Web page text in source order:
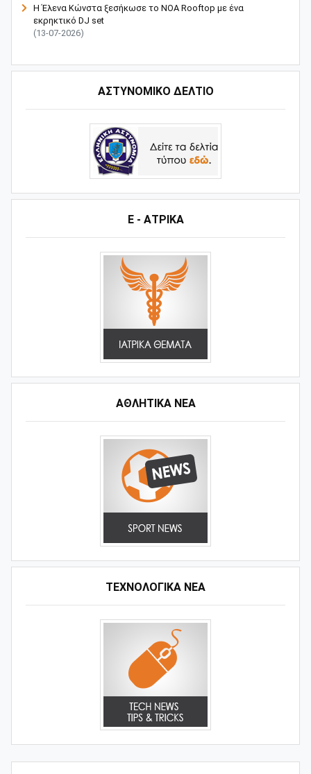
Η Έλενα Κώνστα ξεσήκωσε το NOA Rooftop με ένα
εκρηκτικό DJ set
(13-07-2026)
ΑΣΤΥΝΟΜΙΚΟ ΔΕΛΤΙΟ
Ε - ΑΤΡΙΚΑ
ΑΘΛΗΤΙΚΆ ΝΈΑ
ΤΕΧΝΟΛΟΓΙΚΑ ΝΕΑ